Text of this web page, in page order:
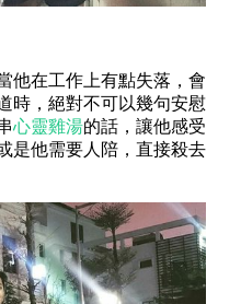
他在工作上有點失落，會
時，絕對不可以幾句安慰
心靈雞湯的話，讓他感受
是他需要人陪，直接殺去